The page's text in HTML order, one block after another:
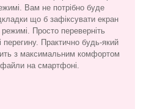
Вам не потрібно буде
що б зафіксувати екран
Просто переверніть
перегину. Практично будь-який
з максимальним комфортом
на смартфоні.